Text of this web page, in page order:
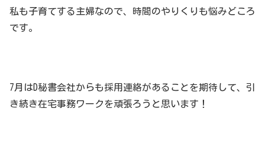
私も子育てする主婦なので、時間のやりくりも悩みどころ
です。
7月はD秘書会社からも採用連絡があることを期待して、引
き続き在宅事務ワークを頑張ろうと思います！